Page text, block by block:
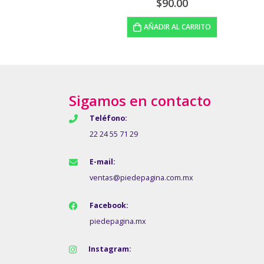
$145.00
LEER MÁS
Sigamos en contacto
Teléfono:
22 24 55 71 29
E-mail:
ventas@piedepagina.com.mx
Facebook:
piedepagina.mx
Instagram: